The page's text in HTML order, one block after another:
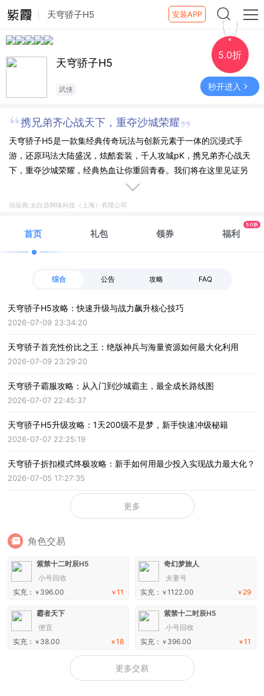
天穹骄子H5 安装APP
天穹骄子H5
武侠
5.0折
秒开进入
携兄弟齐心战天下，重夺沙城荣耀
天穹骄子H5是一款集经典传奇玩法与创新元素于一体的沉浸式手
游，还原玛法大陆盛况，炫酷套装，千人攻城pK，携兄弟齐心战天
下，重夺沙城荣耀，经典热血让你重回青春。我们将在这里见证另
供应商:太白游网络科技（上海）有限公司
首页 礼包 领券 福利
5.0折
综合 公告 攻略 FAQ
天穹骄子H5攻略：快速升级与战力飙升核心技巧
2026-07-09 23:34:20
天穹骄子首充性价比之王：绝版神兵与海量资源如何最大化利用
2026-07-09 23:29:20
天穹骄子霸服攻略：从入门到沙城霸主，最全成长路线图
2026-07-07 22:45:37
天穹骄子H5升级攻略：1天200级不是梦，新手快速冲级秘籍
2026-07-07 22:25:19
天穹骄子折扣模式终极攻略：新手如何用最少投入实现战力最大化？
2026-07-05 17:27:35
更多
角色交易
紫禁十二时辰H5
小号回收
￥11
实充： ￥ 396.00
奇幻梦旅人
夫妻号
￥ 29
实充： ￥1122.00
霸者天下
便宜
￥18
实充： ￥ 38.00
紫禁十二时辰H5
小号回收
￥11
实充： ￥ 396.00
更多交易